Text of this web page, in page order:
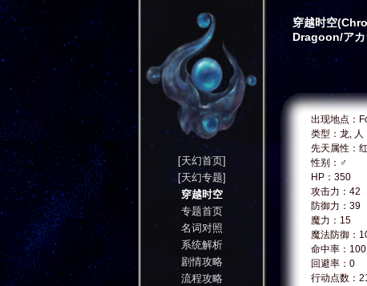
穿越时空
Dragoon/アカ
出现地点：
类型：龙, 人
先天属性：红
性别：♂
HP：350
攻击力：42
防御力：39
魔力：15
魔法防御：
命中率：100
回避率：0
行动点数：
[天幻首页]
[天幻专题]
穿越时空
专题首页
名词对照
系统解析
剧情攻略
流程攻略